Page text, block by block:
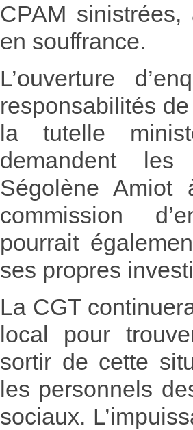
CPAM sinistrées,
en souffrance.
L’ouverture
responsabilités
la tutelle
demandent
Ségolène Amiot
commission
pourrait
ses propres
La CGT
local pour
sortir de cette
les personnels
sociaux.